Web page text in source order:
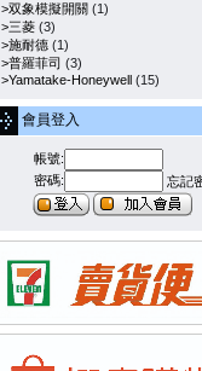
>双象模擬開關(1)
>三菱(3)
>施耐德(1)
>普羅菲司 (3)
>Yamatake-Honeywell(15)
員登入
帳號:
密碼:
忘記